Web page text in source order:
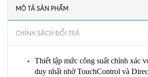
MÔ TẢ SẢN PHẨM
CHÍNH SÁCH ĐỔI TRẢ
Thiết lập mức công suất chính xác
duy nhất nhờ TouchControl và